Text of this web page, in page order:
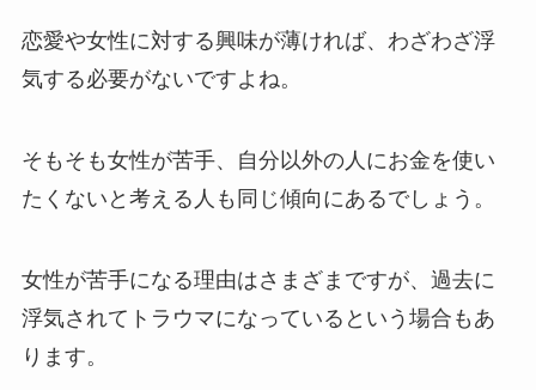
恋愛や女性に対する興味が薄ければ、わざわざ浮
気する必要がないですよね。
そもそも女性が苦手、自分以外の人にお金を使い
たくないと考える人も同じ傾向にあるでしょう。
女性が苦手になる理由はさまざまですが、過去に
浮気されてトラウマになっているという場合もあ
ります。